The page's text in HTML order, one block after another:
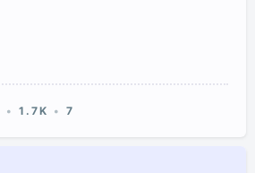
1.7K 7